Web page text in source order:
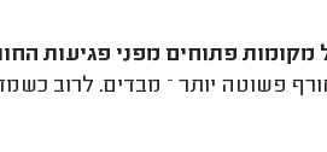
פתוחים מפני פגיעות
פשוטה יותר – מבדים. לרוב